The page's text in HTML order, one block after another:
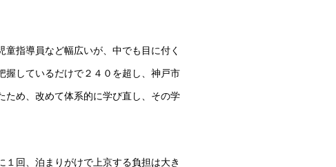
指導員など幅広いが、中でも目に付く
握しているだけで２４０を超し、神戸市
ため、改めて体系的に学び直し、その学
回、泊まりがけで上京する負担は大き